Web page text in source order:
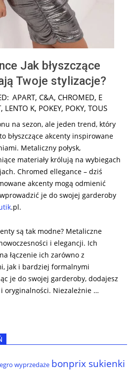
Jak błyszczące
Twoje stylizacje?
APART, C&A, CHROMED, E
, LENTO K, POKEY, POKY, TOUS
na sezon, ale jeden trend, który
błyszczące akcenty inspirowane
Metaliczny połysk,
materiały królują na wybiegach
Chromed ellegance – dziś
akcenty mogą odmienić
je do swojej garderoby
.pl.
są tak modne? Metaliczne
i elegancji. Ich
łączenie ich zarówno z
jak i bardziej formalnymi
je do swojej garderoby, dodajesz
oryginalności. Niezależnie …
wyprzedaże bonprix sukienki